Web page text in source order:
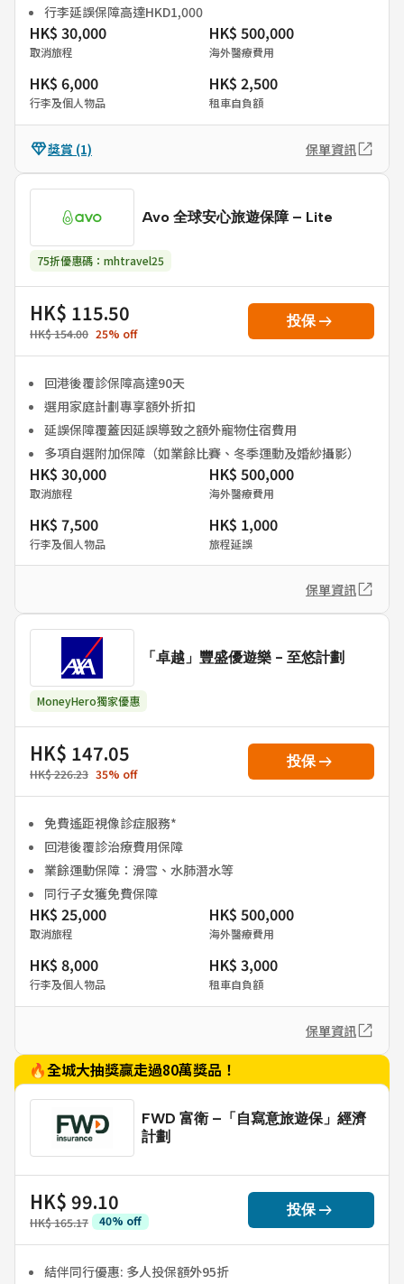
行李延誤保障高達HKD1,000
HK$ 30,000
取消旅程
HK$ 500,000
海外醫療費用
HK$ 6,000
行李及個人物品
HK$ 2,500
租車自負額
獎賞 (1) 保單資訊
Avo 全球安心旅遊保障 – Lite
75折優惠碼：mhtravel25
HK$ 115.50
HK$ 154.00 25% off
投保arrow_right_alt
回港後覆診保障高達90天
選用家庭計劃專享額外折扣
延誤保障覆蓋因延誤導致之額外寵物住宿費用
多項自選附加保障（如業餘比賽、冬季運動及婚紗攝影）
HK$ 30,000
取消旅程
HK$ 500,000
海外醫療費用
HK$ 7,500
行李及個人物品
HK$ 1,000
旅程延誤
保單資訊
「卓越」豐盛優遊樂 - 至悠計劃
MoneyHero獨家優惠
HK$ 147.05
HK$ 226.23 35% off
投保arrow_right_alt
免費遙距視像診症服務*
回港後覆診治療費用保障
業餘運動保障：滑雪、水肺潛水等
同行子女獲免費保障
HK$ 25,000
取消旅程
HK$ 500,000
海外醫療費用
HK$ 8,000
行李及個人物品
HK$ 3,000
租車自負額
保單資訊
🔥全城大抽獎贏走過80萬獎品！
FWD 富衛 –「自寫意旅遊保」經濟
計劃
HK$ 99.10
HK$ 165.17 40% off
投保arrow_right_alt
結伴同行優惠: 多人投保額外95折